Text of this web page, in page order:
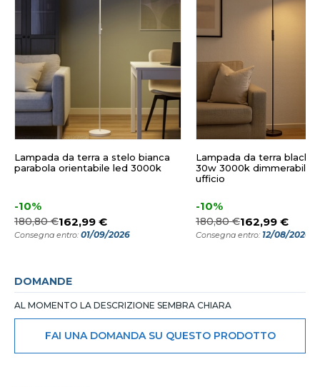
Lampada da terra a stelo bianca
parabola orientabile led 3000k
-10%
180,80 €162,99 €
Consegna entro: 01/09/2026
Lampada da terra black
30w 3000k dimmerabile
ufficio
-10%
180,80 €162,99 €
Consegna entro: 12/08/2026
DOMANDE
AL MOMENTO LA DESCRIZIONE SEMBRA CHIARA
FAI UNA DOMANDA SU QUESTO PRODOTTO